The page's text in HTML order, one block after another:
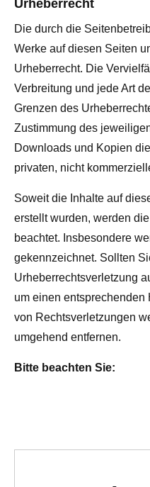
Urheberrecht
Die durch die
Werke auf diesen Seiten
Urheberrecht. Die
Verbreitung und jede Art
Grenzen des
Zustimmung des
Downloads und Kopien
privaten, nicht
Soweit die Inhalte auf
erstellt wurden, werden
beachtet. Insbesondere
gekennzeichnet. Sollten
Urheberrechtsverletzung
um einen
von Rechtsverletzungen
umgehend entfernen.
Bitte beachten Sie: